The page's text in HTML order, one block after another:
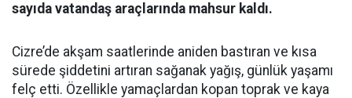
sayıda vatandaş araçlarında mahsur kaldı.
Cizre’de akşam saatlerinde aniden bastıran ve kısa
sürede şiddetini artıran sağanak yağış, günlük yaşamı
felç etti. Özellikle yamaçlardan kopan toprak ve kaya